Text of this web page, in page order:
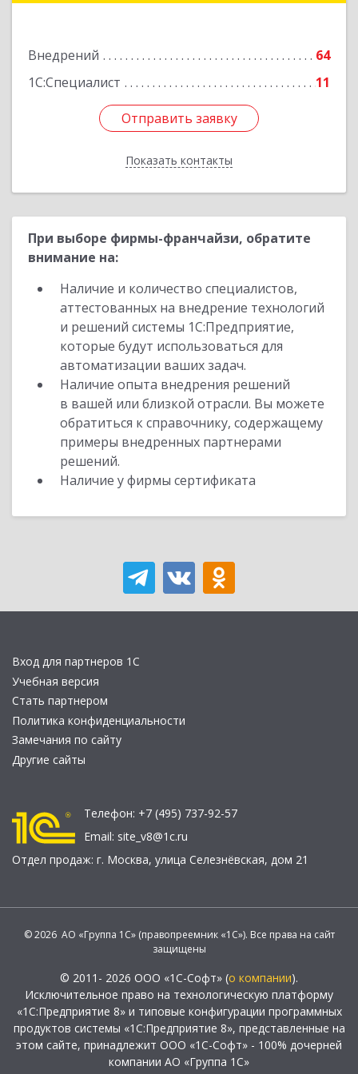
Внедрений
64
1С:Специалист
11
Отправить заявку
Показать контакты
Отправить заявку
Назад
При выборе фирмы-франчайзи, обратите
внимание на:
Наличие и количество специалистов,
аттестованных на внедрение технологий
и решений системы 1С:Предприятие,
которые будут использоваться для
автоматизации ваших задач.
Наличие опыта внедрения решений
в вашей или близкой отрасли. Вы можете
обратиться к справочнику, содержащему
примеры внедренных партнерами
решений.
Наличие у фирмы сертификата
Вход для партнеров 1С
Учебная версия
Стать партнером
Политика конфиденциальности
Замечания по сайту
Другие сайты
Телефон: +7 (495) 737-92-57
Email: site_v8@1c.ru
Отдел продаж: г. Москва, улица Селезнёвская, дом 21
© 2026 АО «Группа 1С» (правопреемник «1С»). Все права на сайт
защищены
© 2011- 2026 ООО «1С-Софт» (о компании).
Исключительное право на технологическую платформу
«1С:Предприятие 8» и типовые конфигурации программных
продуктов системы «1С:Предприятие 8», представленные на
этом сайте, принадлежит ООО «1С-Софт» - 100% дочерней
компании АО «Группа 1С»